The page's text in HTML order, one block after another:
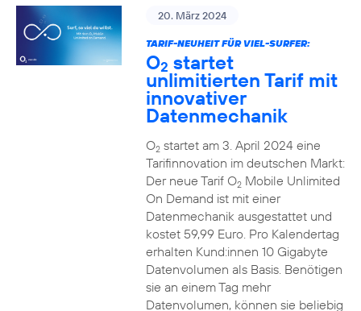
20. März 2024
TARIF-NEUHEIT FÜR VIEL-SURFER:
O2 startet
unlimitierten Tarif mit
innovativer
Datenmechanik
O2startet am 3. April 2024 eine
Tarifinnovation im deutschen Markt:
Der neue Tarif O2Mobile Unlimited
On Demand ist mit einer
Datenmechanik ausgestattet und
kostet 59,99 Euro. Pro Kalendertag
erhalten Kund:innen 10 Gigabyte
Datenvolumen als Basis. Benötigen
sie an einem Tag mehr
Datenvolumen, können sie beliebig